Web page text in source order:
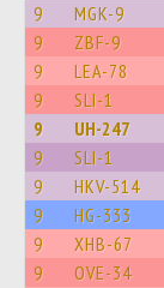
9 MGK-9
9 ZBF-9
9 LEA-78
9 SLI-1
9 UH-247
9 SLI-1
9 HKV-514
9 HG-333
9 XHB-67
9 OVE-34